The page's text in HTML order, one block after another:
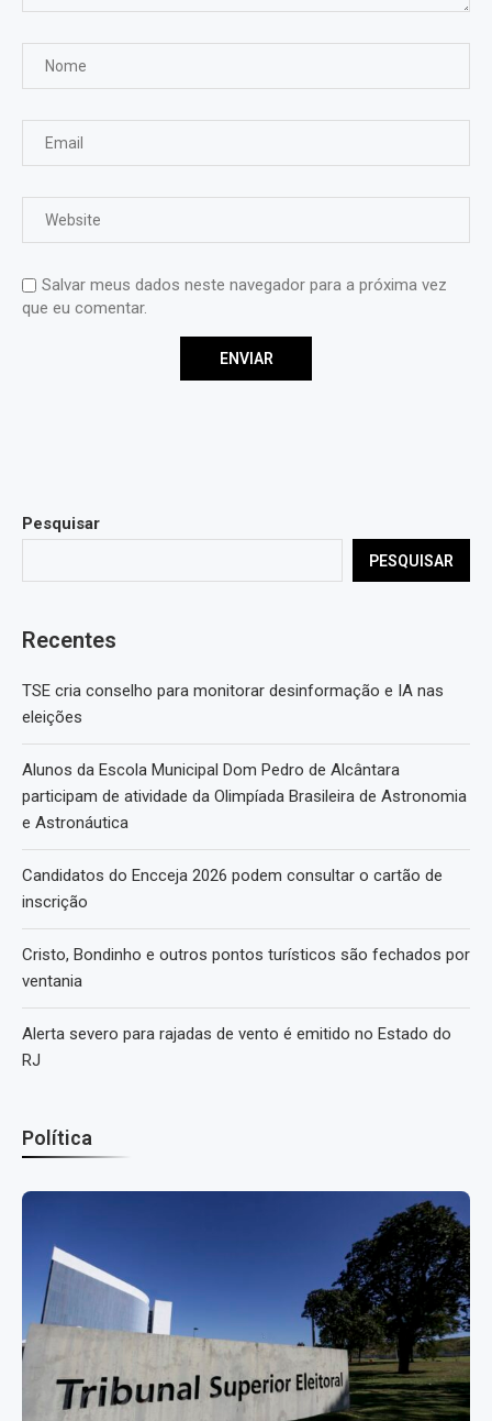
Salvar meus dados neste navegador para a próxima vez
que eu comentar.
Pesquisar
PESQUISAR
Recentes
TSE cria conselho para monitorar desinformação e IA nas
eleições
Alunos da Escola Municipal Dom Pedro de Alcântara
participam de atividade da Olimpíada Brasileira de Astronomia
e Astronáutica
Candidatos do Encceja 2026 podem consultar o cartão de
inscrição
Cristo, Bondinho e outros pontos turísticos são fechados por
ventania
Alerta severo para rajadas de vento é emitido no Estado do
RJ
Política